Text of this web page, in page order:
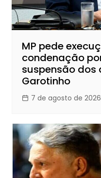
MP pede
condenação
suspensão dos
Garotinho
7 de agosto de 2026